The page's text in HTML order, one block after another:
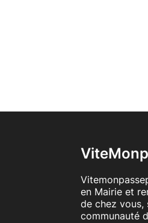
en Mairie et
de chez vous,
communauté